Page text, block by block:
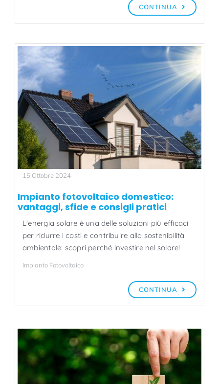
CONTINUA
15 Ottobre 2024
Impianto fotovoltaico domestico:
vantaggi, sfide e consigli pratici
L'energia solare è una delle soluzioni più efficaci
per ridurre i costi e contribuire alla sostenibilità
ambientale: scopri perché investire nel solare!
Impianto Fotovoltaico
CONTINUA